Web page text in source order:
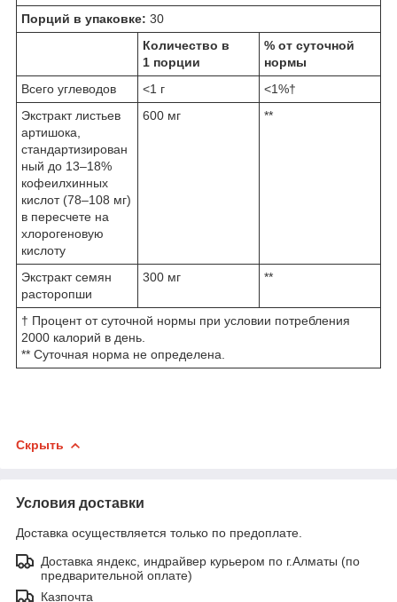
Порций в упаковке: 30
Количество в
1 порции
% от суточной
нормы
Всего углеводов
<1 г
<1%†
Экстракт листьев
артишока,
стандартизирован
ный до 13–18%
кофеилхинных
кислот (78–108 мг)
в пересчете на
хлорогеновую
кислоту
600 мг **
Экстракт семян
расторопши
300 мг **
† Процент от суточной нормы при условии потребления
2000 калорий в день.
** Суточная норма не определена.
Скрыть
Условия доставки
Доставка осуществляется только по предоплате.
Доставка яндекс, индрайвер курьером по г.Алматы (по
предварительной оплате)
Казпочта